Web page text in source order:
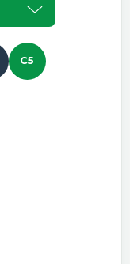
C5